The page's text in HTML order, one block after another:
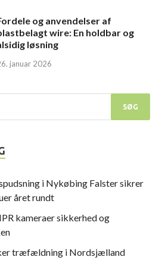
og anvendelser af
wire: En holdbar og
løsning
januar 2026
i Nykøbing Falster sikrer
året rundt
kameraer sikkerhed og
træfældning i Nordsjælland